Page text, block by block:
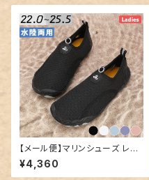
【メール便】マリンシューズ レデ
ィース メンズ 男女兼用 水陸両
用 軽量 ウォーターシューズ／s
¥4,360